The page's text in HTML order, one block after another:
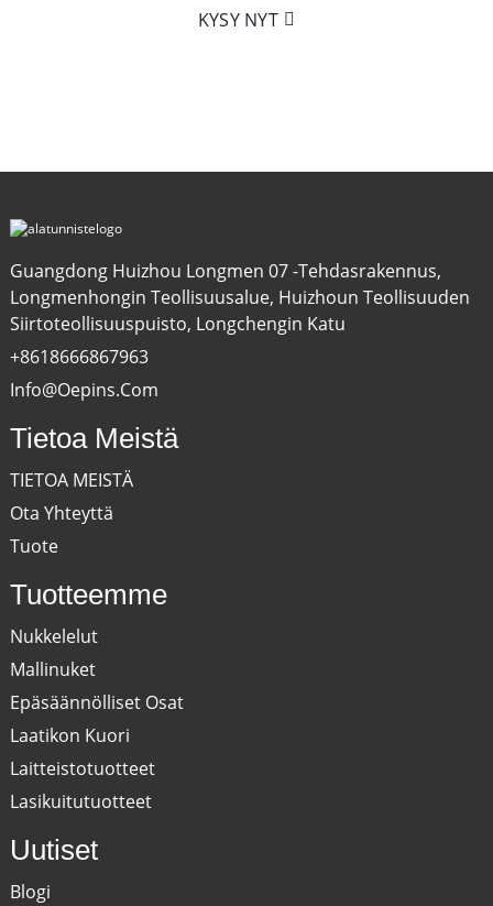
KYSY NYT
Guangdong Huizhou Longmen 07 -tehdasrakennus,
Longmenhongin Teollisuusalue, Huizhoun Teollisuuden
Siirtoteollisuuspuisto, Longchengin Katu
+8618666867963
Info@oepins.com
Tietoa Meistä
TIETOA MEISTÄ
Ota Yhteyttä
Tuote
Tuotteemme
Nukkelelut
Mallinuket
Epäsäännölliset Osat
Laatikon Kuori
Laitteistotuotteet
Lasikuitutuotteet
Uutiset
Blogi